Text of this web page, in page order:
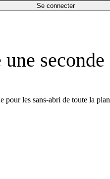
Se connecter
les sans-abri de toute la